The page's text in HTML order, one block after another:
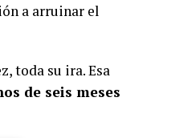
a arruinar el
toda su ira. Esa
de seis meses